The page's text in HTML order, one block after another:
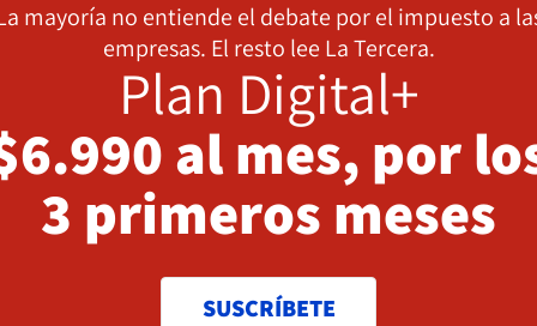
mayoría no entiende el debate por el impuesto a
empresas. El resto lee La Tercera.
Plan Digital+
al mes, por
3 primeros meses
SUSCRÍBETE